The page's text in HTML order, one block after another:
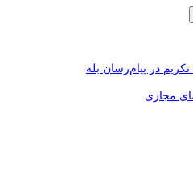
در پیام‌رسان بله
مجازی